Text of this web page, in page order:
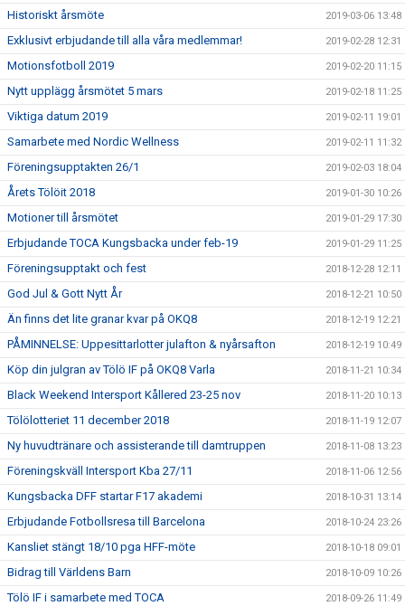
Historiskt årsmöte 2019-03-06 13:48
Exklusivt erbjudande till alla våra medlemmar! 2019-02-28 12:31
Motionsfotboll 2019 2019-02-20 11:15
Nytt upplägg årsmötet 5 mars 2019-02-18 11:25
Viktiga datum 2019 2019-02-11 19:01
Samarbete med Nordic Wellness 2019-02-11 11:32
Föreningsupptakten 26/1 2019-02-03 18:04
Årets Tölöit 2018 2019-01-30 10:26
Motioner till årsmötet 2019-01-29 17:30
Erbjudande TOCA Kungsbacka under feb-19 2019-01-29 11:25
Föreningsupptakt och fest 2018-12-28 12:11
God Jul & Gott Nytt År 2018-12-21 10:50
Än finns det lite granar kvar på OKQ8 2018-12-19 12:21
PÅMINNELSE: Uppesittarlotter julafton & nyårsafton 2018-12-19 10:49
Köp din julgran av Tölö IF på OKQ8 Varla 2018-11-21 10:34
Black Weekend Intersport Kållered 23-25 nov 2018-11-20 10:13
Tölölotteriet 11 december 2018 2018-11-19 12:07
Ny huvudtränare och assisterande till damtruppen 2018-11-08 13:23
Föreningskväll Intersport Kba 27/11 2018-11-06 12:56
Kungsbacka DFF startar F17 akademi 2018-10-31 13:14
Erbjudande Fotbollsresa till Barcelona 2018-10-24 23:26
Kansliet stängt 18/10 pga HFF-möte 2018-10-18 09:01
Bidrag till Världens Barn 2018-10-09 10:26
Tölö IF i samarbete med TOCA 2018-09-26 11:49